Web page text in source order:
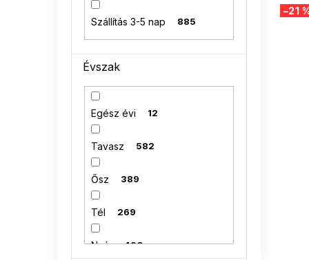
Újrahasznosított
poliészter
Angóra
65 % bavlna
50 % tencel
Szállítás 3-5 nap 885
Évszak
Egész évi 12
Tavasz 582
Ősz 389
Tél 269
Nyár 490
–21